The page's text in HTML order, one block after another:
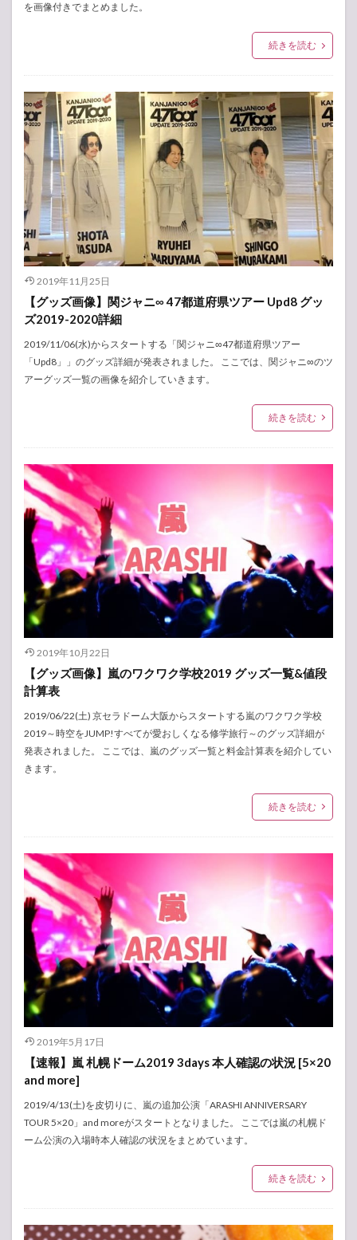
を画像付きでまとめました。
続きを読む
2019年11月25日
【グッズ画像】関ジャニ∞ 47都道府県ツアー Upd8 グッ
ズ2019-2020詳細
2019/11/06(水)からスタートする「関ジャニ∞47都道府県ツアー
「Upd8」」のグッズ詳細が発表されました。 ここでは、関ジャニ∞のツ
アーグッズ一覧の画像を紹介していきます。
続きを読む
2019年10月22日
【グッズ画像】嵐のワクワク学校2019 グッズ一覧&値段
計算表
2019/06/22(土) 京セラドーム大阪からスタートする嵐のワクワク学校
2019～時空をJUMP!すべてが愛おしくなる修学旅行～のグッズ詳細が
発表されました。 ここでは、嵐のグッズ一覧と料金計算表を紹介してい
きます。
続きを読む
2019年5月17日
【速報】嵐 札幌ドーム2019 3days 本人確認の状況 [5×20
and more]
2019/4/13(土)を皮切りに、嵐の追加公演「ARASHI ANNIVERSARY
TOUR 5×20」and moreがスタートとなりました。 ここでは嵐の札幌ド
ーム公演の入場時本人確認の状況をまとめています。
続きを読む